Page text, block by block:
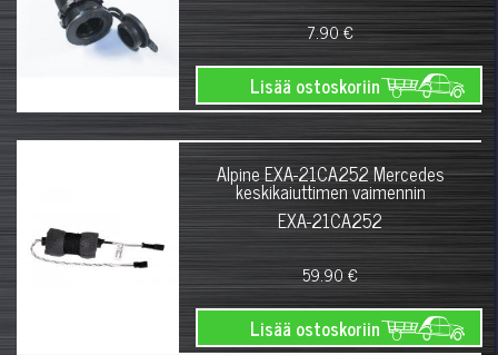
7.90 €
Lisää ostoskoriin
Alpine EXA-21CA252 Mercedes
keskikaiuttimen vaimennin
EXA-21CA252
59.90 €
Lisää ostoskoriin